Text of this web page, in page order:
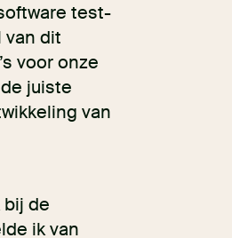
test-
van dit
voor onze
juiste
van
de
ik van